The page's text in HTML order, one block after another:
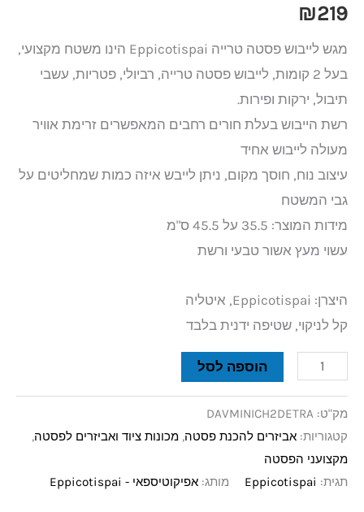
₪219
מגש לייבוש פסטה טרייה Eppicotispai הינו משטח מקצועי,
בעל 2 קומות, לייבוש פסטה טרייה, רביולי, פטריות, עשבי
תיבול, ירקות ופירות.
רשת הייבוש בעלת חורים רחבים המאפשרים זרימת אוויר
מעולה לייבוש אחיד
עיצוב נוח, חוסך מקום, ניתן לייבש איזה כמות שמחליטים על
גבי המשטח
מידות המוצר: 35.5 על 45.5 ס"מ
עשוי מעץ אשור טבעי ורשת
היצרן: Eppicotispai, איטליה
קל לניקוי, שטיפה ידנית בלבד
הוספה לסל
מק"ט: DAVMINICH2DETRA
קטגוריות: אביזרים להכנת פסטה, מכונות ציוד ואביזרים לפסטה,
מקצועני הפסטה
תגית: Eppicotispai מותג: אפיקוטיספאי - Eppicotispai